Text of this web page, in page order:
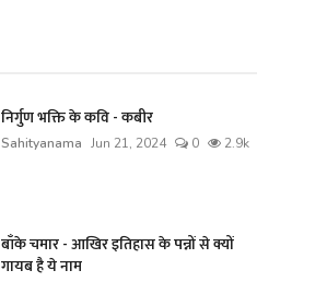
निर्गुण भक्ति के कवि - कबीर
Sahityanama Jun 21, 2024 0 2.9k
बाँके चमार - आखिर इतिहास के पन्नों से क्यों
गायब है ये नाम